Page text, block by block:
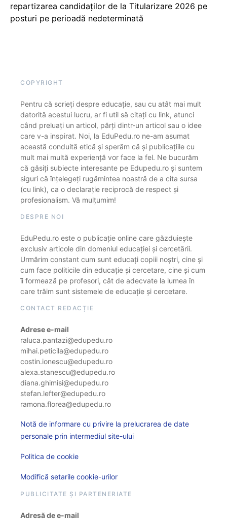
repartizarea candidaților de la Titularizare 2026 pe
posturi pe perioadă nedeterminată
COPYRIGHT
Pentru că scrieți despre educație, sau cu atât mai mult
datorită acestui lucru, ar fi util să citați cu link, atunci
când preluați un articol, părți dintr-un articol sau o idee
care v-a inspirat. Noi, la EduPedu.ro ne-am asumat
această conduită etică și sperăm că și publicațiile cu
mult mai multă experiență vor face la fel. Ne bucurăm
că găsiți subiecte interesante pe Edupedu.ro și suntem
siguri că înțelegeți rugămintea noastră de a cita sursa
(cu link), ca o declarație reciprocă de respect și
profesionalism. Vă mulțumim!
DESPRE NOI
EduPedu.ro este o publicație online care găzduiește
exclusiv articole din domeniul educației și cercetării.
Urmărim constant cum sunt educați copiii noștri, cine și
cum face politicile din educație și cercetare, cine și cum
îi formează pe profesori, cât de adecvate la lumea în
care trăim sunt sistemele de educație și cercetare.
CONTACT REDACȚIE
Adrese e-mail
raluca.pantazi@edupedu.ro
mihai.peticila@edupedu.ro
costin.ionescu@edupedu.ro
alexa.stanescu@edupedu.ro
diana.ghimisi@edupedu.ro
stefan.lefter@edupedu.ro
ramona.florea@edupedu.ro
Notă de informare cu privire la prelucrarea de date
personale prin intermediul site-ului
Politica de cookie
Modifică setarile cookie-urilor
PUBLICITATE ȘI PARTENERIATE
Adresă de e-mail